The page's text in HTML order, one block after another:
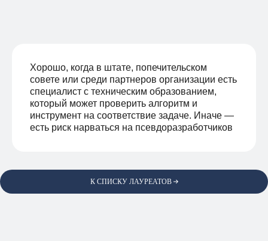
Хорошо, когда в штате, попечительском
совете или среди партнеров организации есть
специалист с техническим образованием,
который может проверить алгоритм и
инструмент на соответствие задаче. Иначе —
есть риск нарваться на псевдоразработчиков
К СПИСКУ ЛАУРЕАТОВ